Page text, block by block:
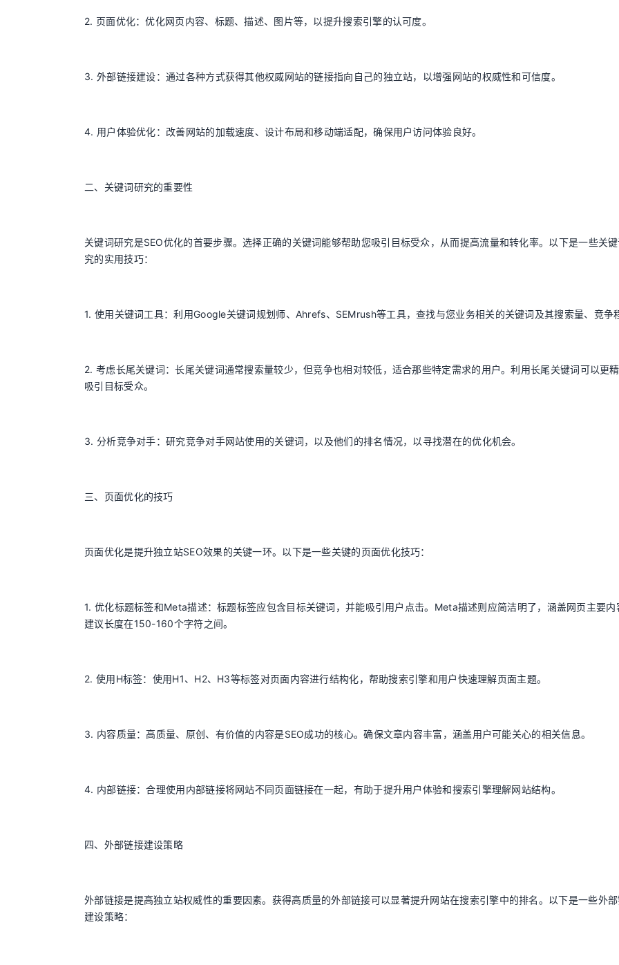
2. 页面优化：优化网页内容、标题、描述、图片等，以提升搜索引擎的认可度。
3. 外部链接建设：通过各种方式获得其他权威网站的链接指向自己的独立站，以增强网站的权威性和可信度。
4. 用户体验优化：改善网站的加载速度、设计布局和移动端适配，确保用户访问体验良好。
二、关键词研究的重要性
关键词研究是SEO优化的首要步骤。选择正确的关键词能够帮助您吸引目标受众，从而提高流量和转化率。以下是一些关
究的实用技巧：
1. 使用关键词工具：利用Google关键词规划师、Ahrefs、SEMrush等工具，查找与您业务相关的关键词及其搜索量、竞争
2. 考虑长尾关键词：长尾关键词通常搜索量较少，但竞争也相对较低，适合那些特定需求的用户。利用长尾关键词可以更
吸引目标受众。
3. 分析竞争对手：研究竞争对手网站使用的关键词，以及他们的排名情况，以寻找潜在的优化机会。
三、页面优化的技巧
页面优化是提升独立站SEO效果的关键一环。以下是一些关键的页面优化技巧：
1. 优化标题标签和Meta描述：标题标签应包含目标关键词，并能吸引用户点击。Meta描述则应简洁明了，涵盖网页主要内
建议长度在150-160个字符之间。
2. 使用H标签：使用H1、H2、H3等标签对页面内容进行结构化，帮助搜索引擎和用户快速理解页面主题。
3. 内容质量：高质量、原创、有价值的内容是SEO成功的核心。确保文章内容丰富，涵盖用户可能关心的相关信息。
4. 内部链接：合理使用内部链接将网站不同页面链接在一起，有助于提升用户体验和搜索引擎理解网站结构。
四、外部链接建设策略
外部链接是提高独立站权威性的重要因素。获得高质量的外部链接可以显著提升网站在搜索引擎中的排名。以下是一些外
建设策略：